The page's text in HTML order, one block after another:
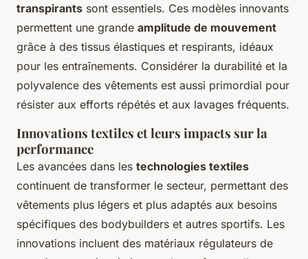
transpirants sont essentiels. Ces modèles innovants
permettent une grande amplitude de mouvement
grâce à des tissus élastiques et respirants, idéaux
pour les entraînements. Considérer la durabilité et la
polyvalence des vêtements est aussi primordial pour
résister aux efforts répétés et aux lavages fréquents.
Innovations textiles et leurs impacts sur la
performance
Les avancées dans les technologies textiles
continuent de transformer le secteur, permettant des
vêtements plus légers et plus adaptés aux besoins
spécifiques des bodybuilders et autres sportifs. Les
innovations incluent des matériaux régulateurs de